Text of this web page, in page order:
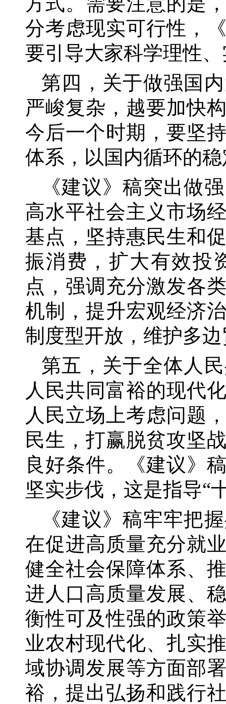
分考虑现实可行性，
要引导大家科学理性
第四，关于做强国
严峻复杂，越要加快
今后一个时期，要坚
体系，以国内循环的
《建议》稿突出做
高水平社会主义市场
基点，坚持惠民生和
振消费，扩大有效投
点，强调充分激发各
机制，提升宏观经济
制度型开放，维护多
第五，关于全体人
人民共同富裕的现代
人民立场上考虑问题
民生，打赢脱贫攻坚
良好条件。《建议》
坚实步伐，这是指导“
《建议》稿牢牢把
在促进高质量充分就
健全社会保障体系、
进人口高质量发展、
衡性可及性强的政策
业农村现代化、扎实
域协调发展等方面部
裕，提出弘扬和践行